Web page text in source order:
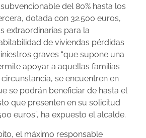
del 80% hasta los
dotada con 32.500 euros,
extraordinarias para la
de viviendas pérdidas
graves “que supone una
apoyar a aquellas familias
se encuentren en
se podrán beneficiar de hasta el
que presenten en su solicitud
euros”, ha expuesto el alcalde.
el máximo responsable